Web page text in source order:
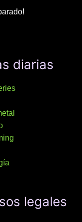
diarias
legales